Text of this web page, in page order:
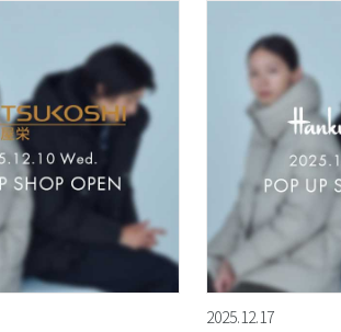
2025.12.17